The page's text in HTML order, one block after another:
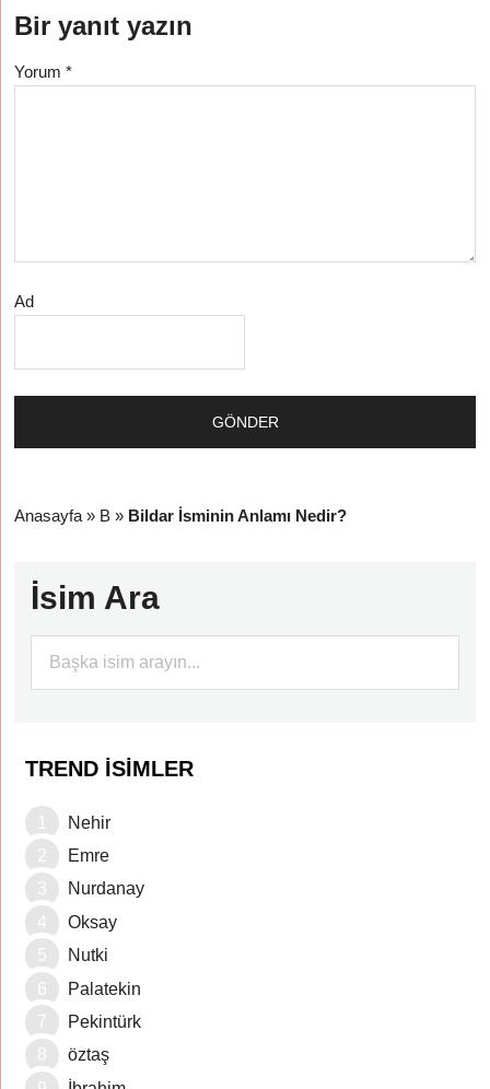
Bir yanıt yazın
Yorum*
Ad
Anasayfa » B » Bildar İsminin Anlamı Nedir?
İsim Ara
TREND İSIMLER
Nehir
Emre
Nurdanay
Oksay
Nutki
Palatekin
Pekintürk
öztaş